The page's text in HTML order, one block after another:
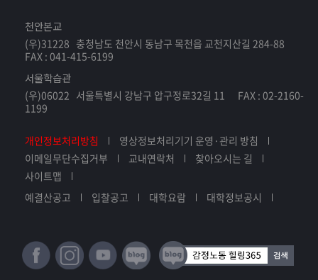
천안본교
(우)31228 충청남도 천안시 동남구 목천읍 교천지산길 284-88
FAX : 041-415-6199
서울학습관
(우)06022 서울특별시 강남구 압구정로32길 11 FAX : 02-2160-
1199
개인정보처리방침
영상정보처리기기 운영·관리 방침
이메일무단수집거부
교내연락처
찾아오시는 길
사이트맵
예결산공고
입찰공고 대학요람 대학정보공시